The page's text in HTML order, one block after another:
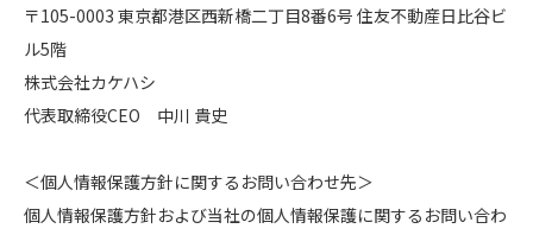
〒105-0003 東京都港区西新橋二丁目8番6号 住友不動産日比谷ビ
ル5階
株式会社カケハシ
代表取締役CEO 中川 貴史
＜個人情報保護方針に関するお問い合わせ先＞
個人情報保護方針および当社の個人情報保護に関するお問い合わ